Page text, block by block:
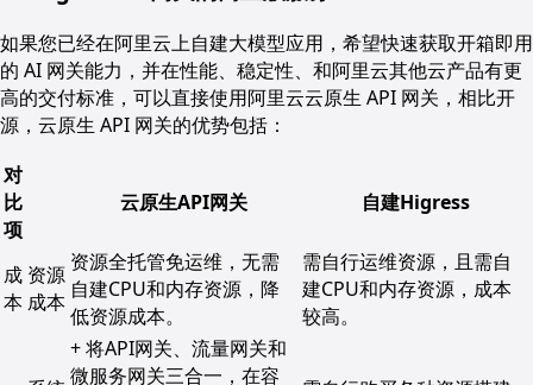
如果您已经在阿里云上自建大模型应用，希望快速获取开箱即用
的 AI 网关能力，并在性能、稳定性、和阿里云其他云产品有更
高的交付标准，可以直接使用阿里云云原生 API 网关，相比开
源，云原生 API 网关的优势包括：
对
比
项
云原生API网关 自建Higress
成
本
资源
成本
资源全托管免运维，无需
自建CPU和内存资源，降
低资源成本。
需自行运维资源，且需自
建CPU和内存资源，成本
较高。
+ 将API网关、流量网关和
微服务网关三合一，在容